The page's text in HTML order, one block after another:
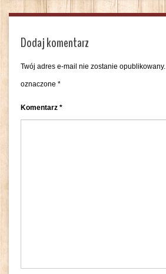
Dodaj komentarz
Twój adres e-mail nie zostanie opublikowany.
oznaczone *
Komentarz *